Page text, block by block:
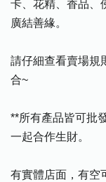
卡、花精、香品、
廣結善緣。
請仔細查看賣場規
合~
**所有產品皆可批
一起合作生財。
有實體店面，有空